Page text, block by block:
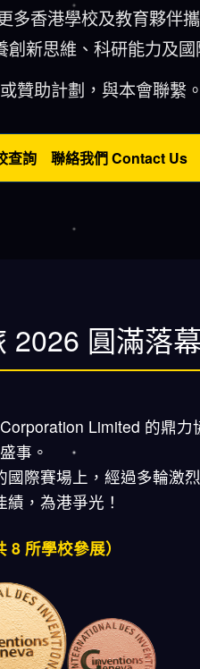
多香港學校及教育夥伴
新思維、科研能力及
贊助計劃，與本會聯繫
查詢 聯絡我們 Contact Us
圓滿落
Limited 的鼎
事。
際賽場上，經過多輪激
，為港爭光！
所學校參展）